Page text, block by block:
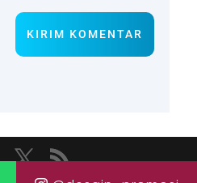
KIRIM KOMENTAR